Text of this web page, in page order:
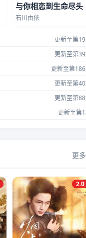
与你相恋到生命尽头
石川由依
更新至第
更新至第
更新至第
更新至第
更新至第
更新至第
更多
2.0